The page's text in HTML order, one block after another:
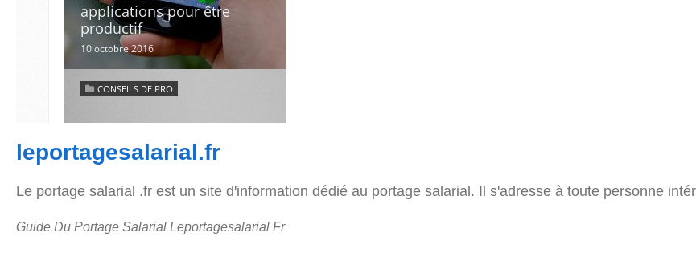
leportagesalarial.fr
Le portage salarial .fr est un site d'information dédié au portage salarial. Il s'adresse à toute personne
Guide Du Portage Salarial Leportagesalarial Fr